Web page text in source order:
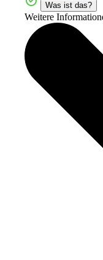
Was ist das?
Weitere